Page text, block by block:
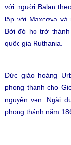
với người Balan
lập với Maxcơva và
Bởi đó họ trở
quốc gia Ruthania.
Đức giáo hoàng
phong thánh cho
nguyên vẹn. Ngài
phong thánh năm